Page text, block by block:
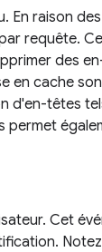
En raison
requête.
des
en cache
d'en-têtes
permet
Cet